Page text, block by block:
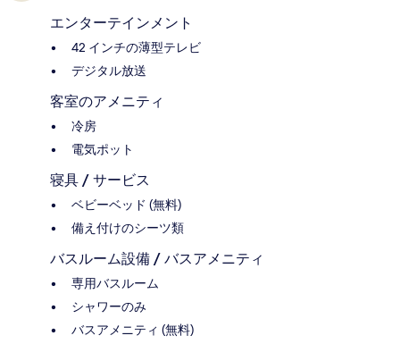
エンターテインメント
42 インチの薄型テレビ
デジタル放送
客室のアメニティ
冷房
電気ポット
寝具 / サービス
ベビーベッド (無料)
備え付けのシーツ類
バスルーム設備 / バスアメニティ
専用バスルーム
シャワーのみ
バスアメニティ (無料)